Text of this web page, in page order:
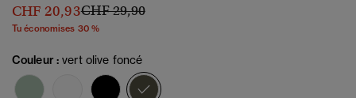
CHF 20,93Prix réduit de
CHF 29,90à
Tu économises 30 %
Couleur :vert olive foncé